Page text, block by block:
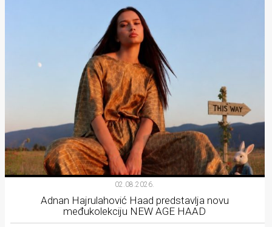
02.08.2026.
Adnan Hajrulahović Haad predstavlja novu
međukolekciju NEW AGE HAAD